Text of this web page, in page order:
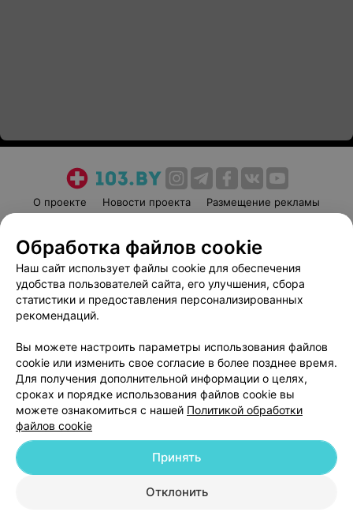
О проекте Новости проекта
Размещение рекламы
Пользовательское соглашение
Способы оплаты
Вакансии
Партнеры
Написать руководителю 103.by
Обработка персональных данных
© 2026 ООО «Артокс Лаб», УНП 191700409
| 220012, Республика Беларусь,
Обработка файлов cookie
Наш сайт использует файлы cookie для обеспечения
удобства пользователей сайта, его улучшения, сбора
статистики и предоставления персонализированных
рекомендаций.
Вы можете настроить параметры использования файлов
cookie или изменить свое согласие в более позднее время.
Для получения дополнительной информации о целях,
сроках и порядке использования файлов cookie вы
можете ознакомиться с нашей Политикой обработки
файлов cookie
Отклонить
Принять